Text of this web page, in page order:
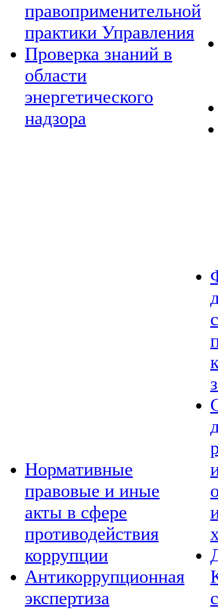
правоприменительной
практики Управления
Проверка знаний в
области
энергетического
надзора
Нормативные
правовые и иные
акты в сфере
противодействия
коррупции
Антикоррупционная
экспертиза